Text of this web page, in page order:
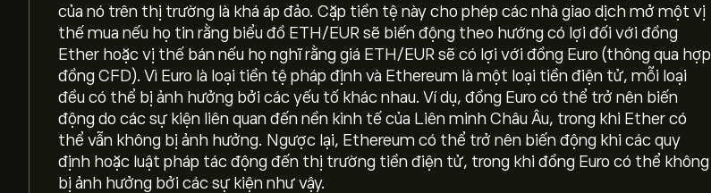
của nó trên thị trường là khá áp đảo. Cặp tiền tệ này cho phép các nhà giao dịch mở một vị
thế mua nếu họ tin rằng biểu đồ ETH/EUR sẽ biến động theo hướng có lợi đối với đồng
Ether hoặc vị thế bán nếu họ nghĩ rằng giá ETH/EUR sẽ có lợi với đồng Euro (thông qua hợp
đồng CFD). Vì Euro là loại tiền tệ pháp định và Ethereum là một loại tiền điện tử, mỗi loại
đều có thể bị ảnh hưởng bởi các yếu tố khác nhau. Ví dụ, đồng Euro có thể trở nên biến
động do các sự kiện liên quan đến nền kinh tế của Liên minh Châu Âu, trong khi Ether có
thể vẫn không bị ảnh hưởng. Ngược lại, Ethereum có thể trở nên biến động khi các quy
định hoặc luật pháp tác động đến thị trường tiền điện tử, trong khi đồng Euro có thể không
bị ảnh hưởng bởi các sự kiện như vậy.
Giá hiện tại của ETHEUR là 1,653.8600‎€‎
Vốn hóa thị trường của Ethereum/Euro là (Dữ liệu hiện không khả dụng)
Giá cao nhất mọi thời đại của Ethereum/Euro là 4,227.0800‎€‎